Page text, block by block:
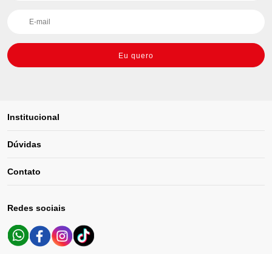
Eu quero
Institucional
Dúvidas
Contato
Redes sociais